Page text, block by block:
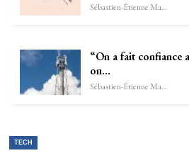
Sébastien-Étienne Marechal
“On a fait confiance
on…
Sébastien-Étienne Marechal
TECH